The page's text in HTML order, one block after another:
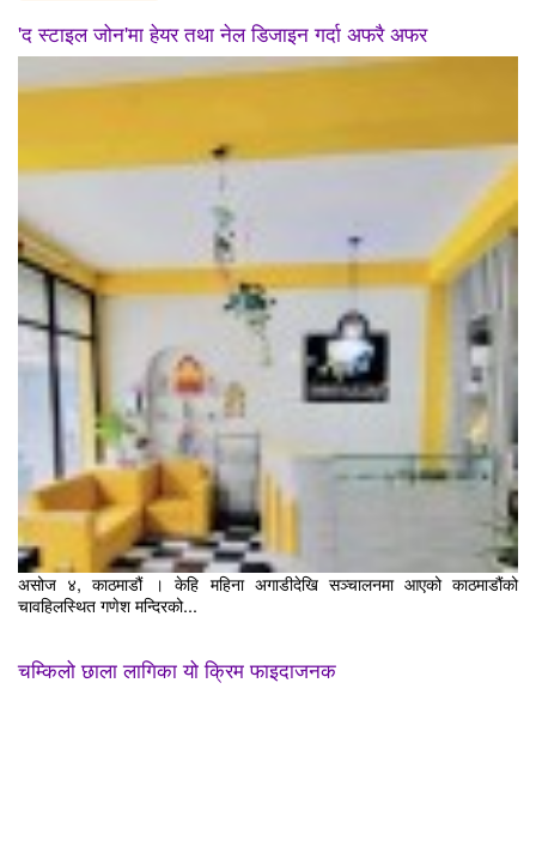
'द स्टाइल जोन'मा हेयर तथा नेल डिजाइन गर्दा अफरै अफर
असोज ४, काठमाडौं । केहि महिना अगाडीदेखि सञ्चालनमा आएको काठमाडौंको
चावहिलस्थित गणेश मन्दिरको...
चम्किलो छाला लागिका यो क्रिम फाइदाजनक